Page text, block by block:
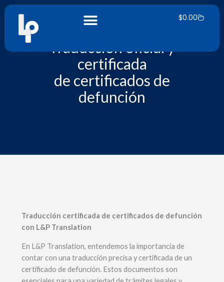
contenido
$0.00Carrito
Traducción oficial y
certificada
de certificados de
defunción
Traducción certificada de certificados de defunción
con L&P Translation
En L&P Translation, entendemos la importancia de
contar con una traducción precisa y certificada de un
certificado de defunción. Estos documentos son